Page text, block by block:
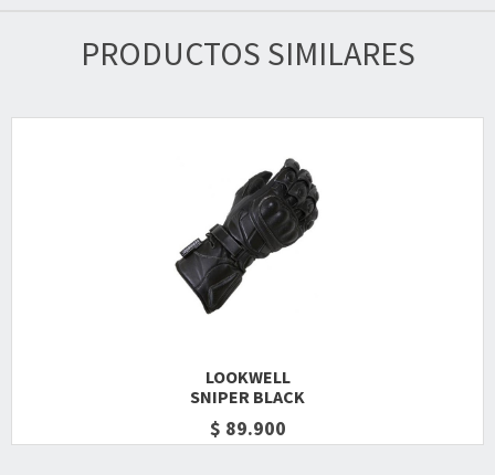
PRODUCTOS SIMILARES
LOOKWELL
SNIPER BLACK
$ 89.900